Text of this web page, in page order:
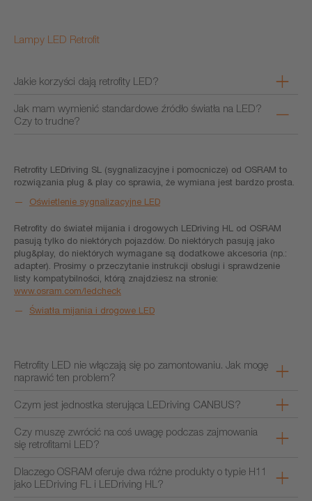
Lampy LED Retrofit
Jakie korzyści dają retrofity LED?
Jak mam wymienić standardowe źródło światła na LED?
Czy to trudne?
Retrofity LEDriving SL (sygnalizacyjne i pomocnicze) od OSRAM to
rozwiązania plug & play co sprawia, że wymiana jest bardzo prosta.
Oświetlenie sygnalizacyjne LED
Retrofity do świateł mijania i drogowych LEDriving HL od OSRAM
pasują tylko do niektórych pojazdów. Do niektórych pasują jako
plug&play, do niektórych wymagane są dodatkowe akcesoria (np.:
adapter). Prosimy o przeczytanie instrukcji obsługi i sprawdzenie
listy kompatybilności, którą znajdziesz na stronie:
www.osram.com/ledcheck
Światła mijania i drogowe LED
Retrofity LED nie włączają się po zamontowaniu. Jak mogę
naprawić ten problem?
Czym jest jednostka sterująca LEDriving CANBUS?
Czy muszę zwrócić na coś uwagę podczas zajmowania
się retrofitami LED?
Dlaczego OSRAM oferuje dwa różne produkty o typie H11
jako LEDriving FL i LEDriving HL?